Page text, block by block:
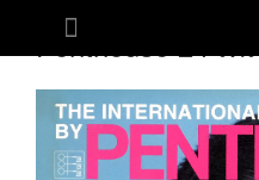
Penthouse 24 เท